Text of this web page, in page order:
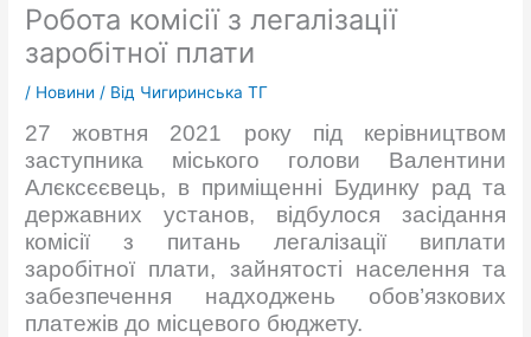
Робота комісії з легалізації
заробітної плати
/ Новини / Від Чигиринська ТГ
27 жовтня 2021 року під керівництвом
заступника міського голови Валентини
Алєксєєвець, в приміщенні Будинку рад та
державних установ, відбулося засідання
комісії з питань легалізації виплати
заробітної плати, зайнятості населення та
забезпечення надходжень обов’язкових
платежів до місцевого бюджету.